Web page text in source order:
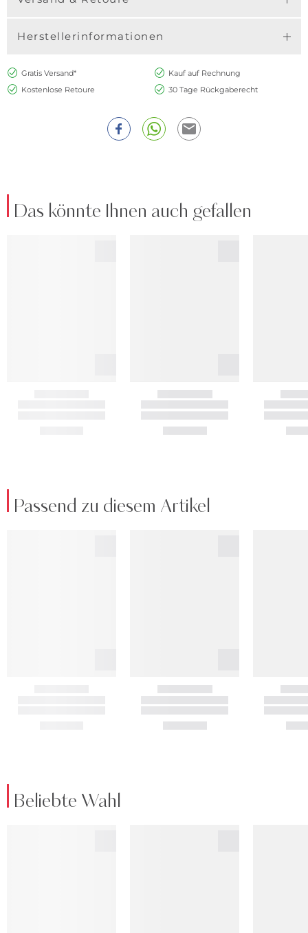
Herstellerinformationen
Gratis Versand*
Kauf auf Rechnung
Kostenlose Retoure
30 Tage Rückgaberecht
Das könnte Ihnen auch gefallen
Passend zu diesem Artikel
Beliebte Wahl